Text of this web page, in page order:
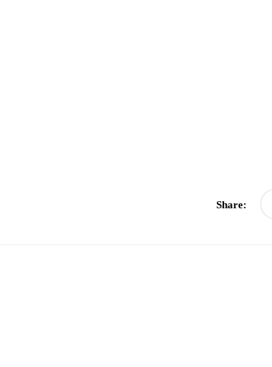
Share: